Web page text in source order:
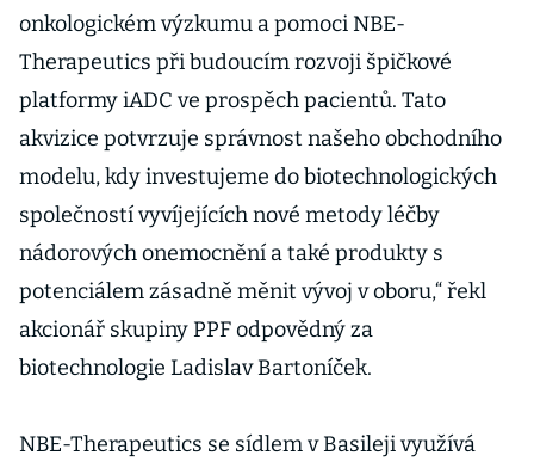
onkologickém výzkumu a pomoci NBE-
Therapeutics při budoucím rozvoji špičkové
platformy iADC ve prospěch pacientů. Tato
akvizice potvrzuje správnost našeho obchodního
modelu, kdy investujeme do biotechnologických
společností vyvíjejících nové metody léčby
nádorových onemocnění a také produkty s
potenciálem zásadně měnit vývoj v oboru,“ řekl
akcionář skupiny PPF odpovědný za
biotechnologie Ladislav Bartoníček.
NBE-Therapeutics se sídlem v Basileji využívá